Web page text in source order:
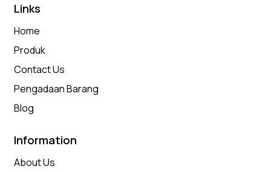
Links
Home
Produk
Contact Us
Pengadaan Barang
Blog
Information
About Us